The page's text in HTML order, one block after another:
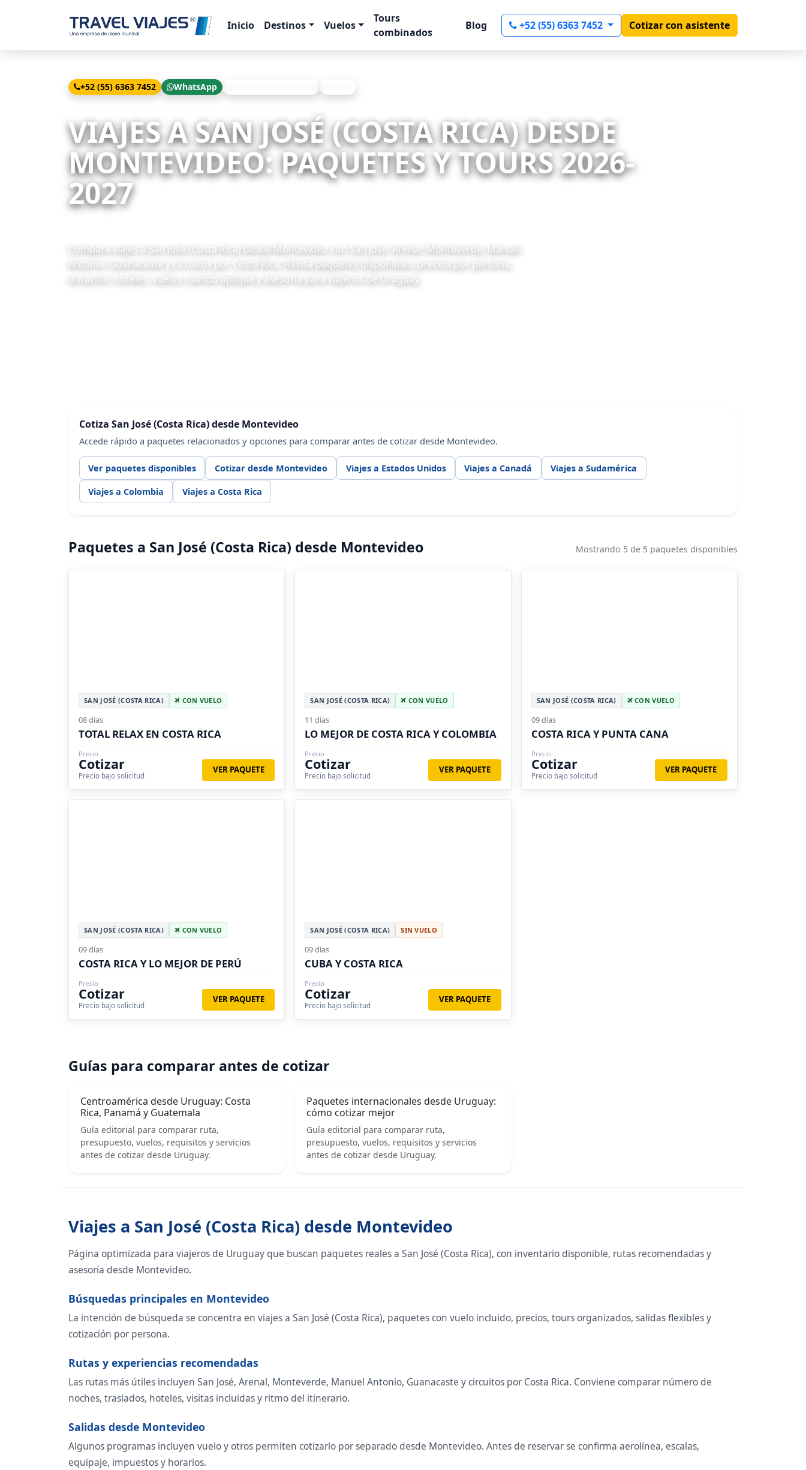
Inicio Destinos Vuelos
Tours
combinados
Blog +52 (55) 6363 7452 Cotizar con asistente
+52 (55) 6363 7452 WhatsApp
VIAJES A SAN JOSÉ (COSTA RICA) DESDE
MONTEVIDEO: PAQUETES Y TOURS 2026-
2027
Compara viajes a San José (Costa Rica) desde Montevideo con San José, Arenal, Monteverde, Manuel
Antonio, Guanacaste y circuitos por Costa Rica. Revisa paquetes disponibles, precios por persona,
duración, hoteles, vuelos cuando aplique y asesoría para viajeros de Uruguay.
Cotiza San José (Costa Rica) desde Montevideo
Accede rápido a paquetes relacionados y opciones para comparar antes de cotizar desde Montevideo.
Ver paquetes disponibles Cotizar desde Montevideo Viajes a Estados Unidos Viajes a Canadá Viajes a Sudamérica
Viajes a Colombia Viajes a Costa Rica
Paquetes a San José (Costa Rica) desde Montevideo Mostrando 5 de 5 paquetes disponibles
SAN JOSÉ (COSTA RICA) CON VUELO
08 días
TOTAL RELAX EN COSTA RICA
Precio
Cotizar
Precio bajo solicitud
VER PAQUETE
SAN JOSÉ (COSTA RICA) CON VUELO
11 días
LO MEJOR DE COSTA RICA Y COLOMBIA
Precio
Cotizar
Precio bajo solicitud
VER PAQUETE
SAN JOSÉ (COSTA RICA) CON VUELO
09 días
COSTA RICA Y PUNTA CANA
Precio
Cotizar
Precio bajo solicitud
VER PAQUETE
SAN JOSÉ (COSTA RICA) CON VUELO
09 días
COSTA RICA Y LO MEJOR DE PERÚ
Precio
Cotizar
Precio bajo solicitud
VER PAQUETE
SAN JOSÉ (COSTA RICA) SIN VUELO
09 días
CUBA Y COSTA RICA
Precio
Cotizar
Precio bajo solicitud
VER PAQUETE
Guías para comparar antes de cotizar
Centroamérica desde Uruguay: Costa
Rica, Panamá y Guatemala
Guía editorial para comparar ruta,
presupuesto, vuelos, requisitos y servicios
antes de cotizar desde Uruguay.
Paquetes internacionales desde Uruguay:
cómo cotizar mejor
Guía editorial para comparar ruta,
presupuesto, vuelos, requisitos y servicios
antes de cotizar desde Uruguay.
Viajes a San José (Costa Rica) desde Montevideo
Página optimizada para viajeros de Uruguay que buscan paquetes reales a San José (Costa Rica), con inventario disponible, rutas recomendadas y
asesoría desde Montevideo.
Búsquedas principales en Montevideo
La intención de búsqueda se concentra en viajes a San José (Costa Rica), paquetes con vuelo incluido, precios, tours organizados, salidas flexibles y
cotización por persona.
Rutas y experiencias recomendadas
Las rutas más útiles incluyen San José, Arenal, Monteverde, Manuel Antonio, Guanacaste y circuitos por Costa Rica. Conviene comparar número de
noches, traslados, hoteles, visitas incluidas y ritmo del itinerario.
Salidas desde Montevideo
Algunos programas incluyen vuelo y otros permiten cotizarlo por separado desde Montevideo. Antes de reservar se confirma aerolínea, escalas,
equipaje, impuestos y horarios.